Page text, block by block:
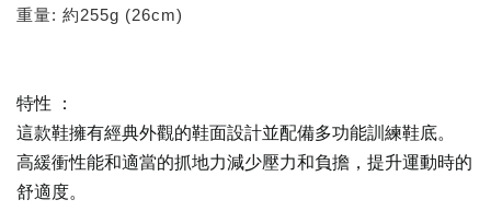
重量: 約255g (26cm)
特性 ：
這款鞋擁有經典外觀的鞋面設計並配備多功能訓練鞋底。
高緩衝性能和適當的抓地力減少壓力和負擔，提升運動時的
舒適度。